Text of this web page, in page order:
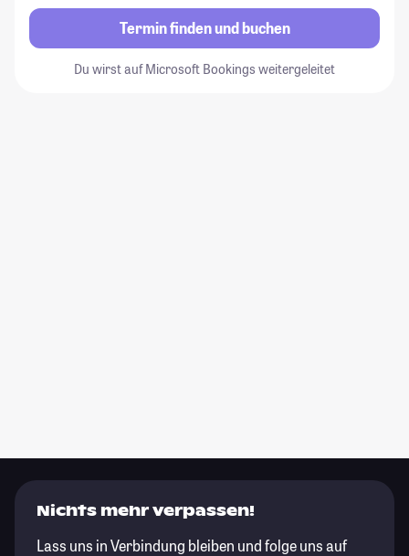
Termin finden und buchen
Du wirst auf Microsoft Bookings weitergeleitet
Nichts mehr verpassen!
Lass uns in Verbindung bleiben und folge uns auf